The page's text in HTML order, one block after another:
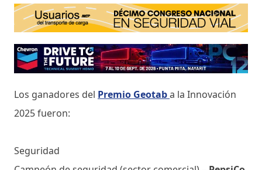
Los ganadores del Premio Geotaba la Innovación
2025 fueron:
Seguridad